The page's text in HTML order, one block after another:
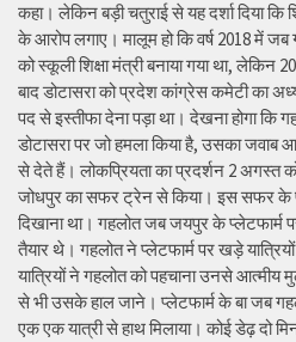
कहा। लेकिन बड़ी चतुराई से यह दर्शा दिया कि
के आरोप लगाए। मालूम हो कि वर्ष 2018 में
को स्कूली शिक्षा मंत्री बनाया गया था, लेकिन
बाद डोटासरा को प्रदेश कांग्रेस कमेटी का
पद से इस्तीफा देना पड़ा था। देखना होगा कि
डोटासरा पर जो हमला किया है, उसका जवाब
से देते हैं। लोकप्रियता का प्रदर्शन 2 अगस्त
जोधपुर का सफर ट्रेन से किया। इस सफर के
दिखाना था। गहलोत जब जयपुर के प्लेटफार्म
तैयार थे। गहलोत ने प्लेटफार्म पर खड़े
यात्रियों ने गहलोत को पहचाना उनसे
से भी उसके हाल जाने। प्लेटफार्म के बा जब
एक एक यात्री से हाथ मिलाया। कोई डेढ़ दो